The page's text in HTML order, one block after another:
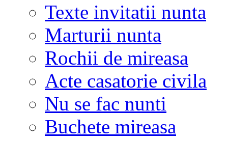
Texte invitatii nunta
Marturii nunta
Rochii de mireasa
Acte casatorie civila
Nu se fac nunti
Buchete mireasa